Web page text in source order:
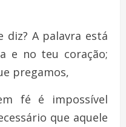
diz? A palavra está
e no teu coração;
pregamos,
fé é impossível
que aquele